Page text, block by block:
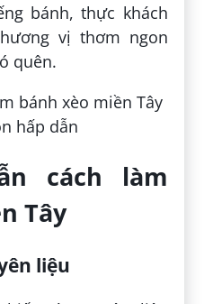
bánh, thực khách
vị thơm ngon
quên.
cách làm
Tây
liệu